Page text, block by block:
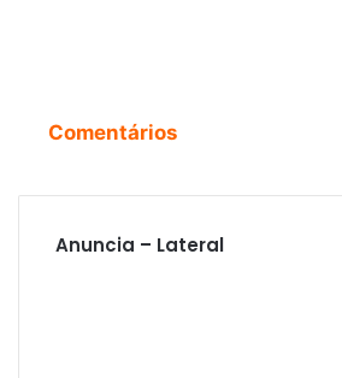
Comentários
Anuncia – Lateral